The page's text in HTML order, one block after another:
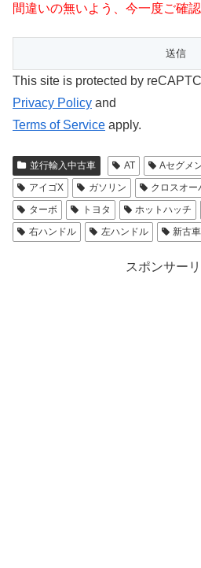
間違いの無いよう、今一度ご確認
This site is protected by
Privacy Policy and
Terms of Service apply.
並行輸入中古車 AT Aセグメ
アイゴX
ガソリン クロスオー
ターボ
トヨタ ホットハッチ
右ハンドル
左ハンドル 新古車
スポンサー